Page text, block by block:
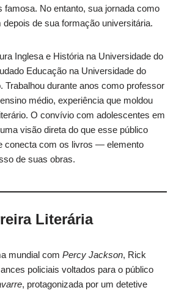
famosa. No entanto, sua jornada como
de sua formação universitária.
Inglesa e História na Universidade do
Educação na Universidade do
Trabalhou durante anos como professor
médio, experiência que moldou
O convívio com adolescentes em
visão direta do que esse público
conecta com os livros — elemento
de suas obras.
Literária
mundial com Percy Jackson, Rick
policiais voltados para o público
, protagonizada por um detetive